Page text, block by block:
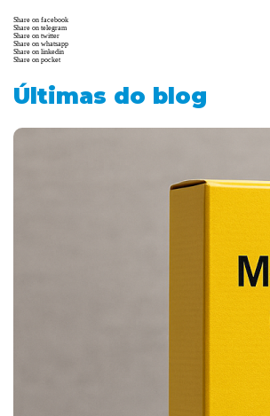
Share on facebook
Share on telegram
Share on twitter
Share on whatsapp
Share on linkedin
Share on pocket
Últimas do blog